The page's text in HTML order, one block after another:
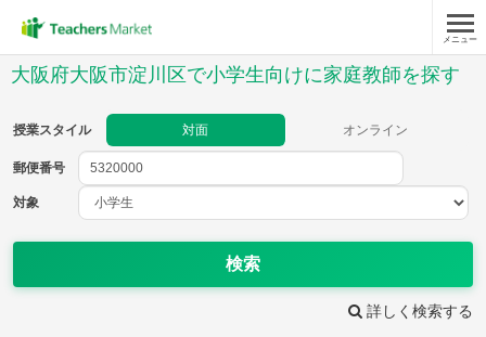
メニュー
大阪府大阪市淀川区で小学生向けに家庭教師を探す
授業スタイル 対面 オンライン
郵便番号
対象
検索
詳しく検索する
郵便番号